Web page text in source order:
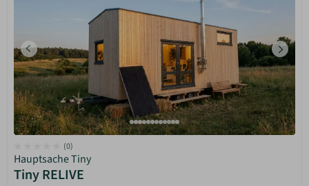
(0)
Hauptsache Tiny
Tiny RELIVE